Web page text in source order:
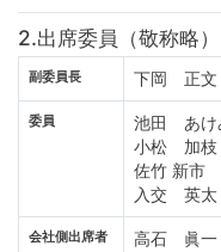
2.出席委員（敬称略）
副委員長 下岡 正文
委員
池田 あけ
小松 加枝
佐竹 新市
入交 英太
会社側出席者
高石 眞一